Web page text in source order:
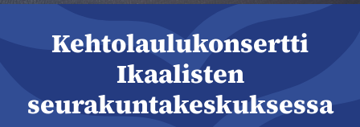
Kehtolaulukonsertti
Ikaalisten
seurakuntakeskuksessa